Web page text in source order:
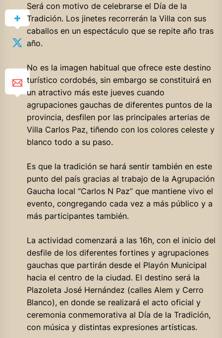
Será con motivo de celebrarse el Día de la
Tradición. Los jinetes recorrerán la Villa con sus
caballos en un espectáculo que se repite año tras
año.
No es la imagen habitual que ofrece este destino
turístico cordobés, sin embargo se constituirá en
un atractivo más este jueves cuando
agrupaciones gauchas de diferentes puntos de la
provincia, desfilen por las principales arterias de
Villa Carlos Paz, tiñendo con los colores celeste y
blanco todo a su paso.
Es que la tradición se hará sentir también en este
punto del país gracias al trabajo de la Agrupación
Gaucha local “Carlos N Paz” que mantiene vivo el
evento, congregando cada vez a más público y a
más participantes también.
La actividad comenzará a las 16h, con el inicio del
desfile de los diferentes fortines y agrupaciones
gauchas que partirán desde el Playón Municipal
hacia el centro de la ciudad. El destino será la
Plazoleta José Hernández (calles Alem y Cerro
Blanco), en donde se realizará el acto oficial y
ceremonia conmemorativa al Día de la Tradición,
con música y distintas expresiones artísticas.